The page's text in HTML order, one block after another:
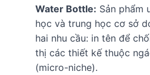
Water Bottle: Sản phẩm
học và trung học cơ sở
hai nhu cầu: in tên để
thị các thiết kế thuộc
(micro-niche).